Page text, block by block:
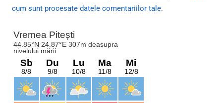
cum sunt procesate datele comentariilor tale.